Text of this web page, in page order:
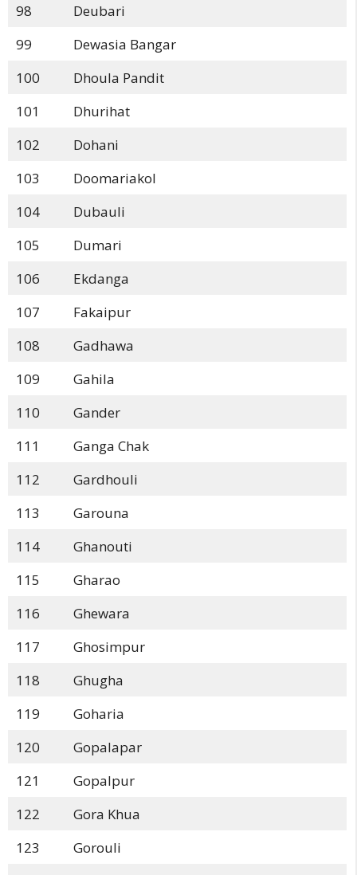
98
Deubari
99
Dewasia Bangar
100
Dhoula Pandit
101
Dhurihat
102
Dohani
103
Doomariakol
104
Dubauli
105
Dumari
106
Ekdanga
107
Fakaipur
108
Gadhawa
109
Gahila
110
Gander
111
Ganga Chak
112
Gardhouli
113
Garouna
114
Ghanouti
115
Gharao
116
Ghewara
117
Ghosimpur
118
Ghugha
119
Goharia
120
Gopalapar
121
Gopalpur
122
Gora Khua
123
Gorouli